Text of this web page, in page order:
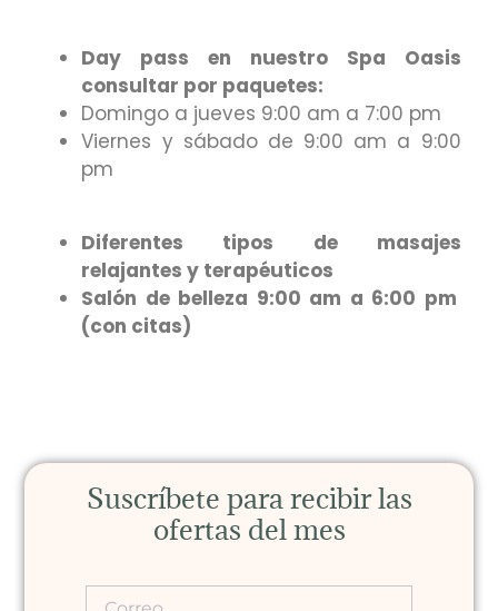
Day pass en nuestro Spa Oasis
consultar por paquetes:
Domingo a jueves 9:00 am a 7:00 pm
Viernes y sábado de 9:00 am a 9:00
pm
Diferentes tipos de masajes
relajantes y terapéuticos
Salón de belleza 9:00 am a 6:00 pm
(con citas)
Suscríbete para recibir las
ofertas del mes